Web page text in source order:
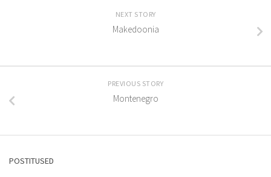
NEXT STORY
Makedoonia
PREVIOUS STORY
Montenegro
POSTITUSED